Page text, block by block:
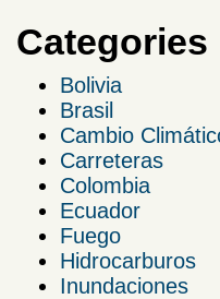
Categories
Bolivia
Brasil
Cambio
Carreteras
Colombia
Ecuador
Fuego
Hidrocarburos
Inundaciones